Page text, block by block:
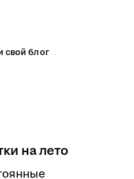
свой блог
на лето